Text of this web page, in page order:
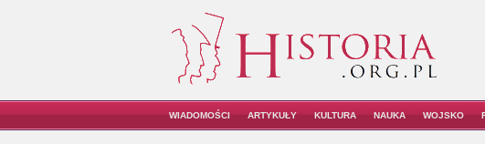
WIADOMOŚCI ARTYKUŁY KULTURA NAUKA WOJSKO